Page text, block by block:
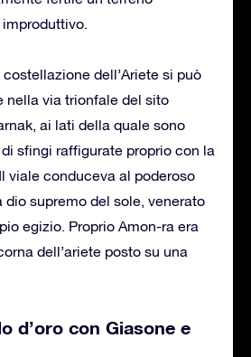
dell’Ariete si può
nella via trionfale del sito
ai lati della quale sono
sfingi raffigurate proprio con la
viale conduceva al poderoso
dio supremo del sole, venerato
egizio. Proprio Amon-ra era
dell’ariete posto su una
d’oro con Giasone e